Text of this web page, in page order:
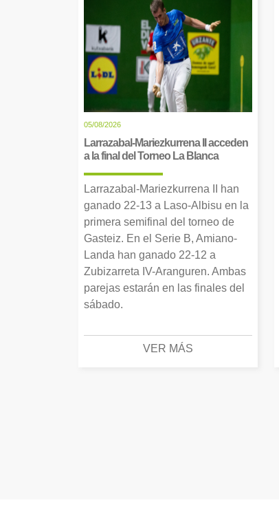
05/08/2026
Larrazabal-Mariezkurrena II acceden
a la final del Torneo La Blanca
Larrazabal-Mariezkurrena II han
ganado 22-13 a Laso-Albisu en la
primera semifinal del torneo de
Gasteiz. En el Serie B, Amiano-
Landa han ganado 22-12 a
Zubizarreta IV-Aranguren. Ambas
parejas estarán en las finales del
sábado.
VER MÁS